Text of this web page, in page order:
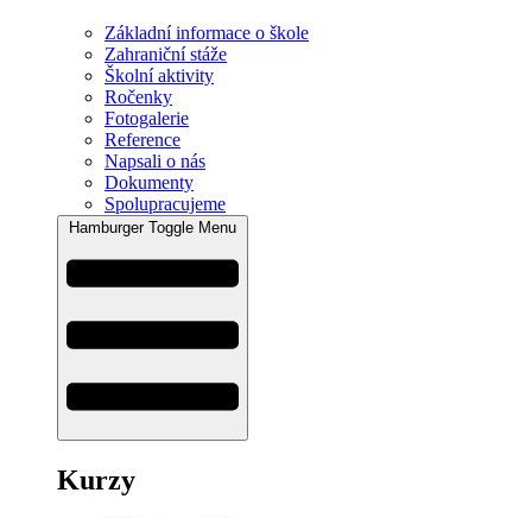
Základní informace o škole
Zahraniční stáže
Školní aktivity
Ročenky
Fotogalerie
Reference
Napsali o nás
Dokumenty
Spolupracujeme
Hamburger Toggle Menu
Kurzy